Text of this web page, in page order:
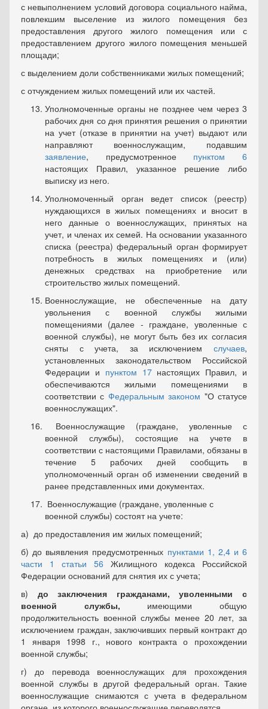
с невыполнением условий договора социального найма,
повлекшим выселение из жилого помещения без
предоставления другого жилого помещения или с
предоставлением другого жилого помещения меньшей
площади;
с выделением доли собственниками жилых помещений;
с отчуждением жилых помещений или их частей.
Уполномоченные органы не позднее чем через 3
рабочих дня со дня принятия решения о принятии
на учет (отказе в принятии на учет) выдают или
направляют военнослужащим, подавшим
заявление, предусмотренное пунктом 6
настоящих Правил, указанное решение либо
выписку из него.
Уполномоченный орган ведет список (реестр)
нуждающихся в жилых помещениях и вносит в
него данные о военнослужащих, принятых на
учет, и членах их семей. На основании указанного
списка (реестра) федеральный орган формирует
потребность в жилых помещениях и (или)
денежных средствах на приобретение или
строительство жилых помещений.
Военнослужащие, не обеспеченные на дату
увольнения с военной службы жилыми
помещениями (далее - граждане, уволенные с
военной службы), не могут быть без их согласия
сняты с учета, за исключением случаев,
установленных законодательством Российской
Федерации и пунктом 17настоящих Правил, и
обеспечиваются жилыми помещениями в
соответствии с Федеральным законом "О статусе
военнослужащих".
Военнослужащие (граждане, уволенные с
военной службы), состоящие на учете в
соответствии с настоящими Правилами, обязаны в
течение 5 рабочих дней сообщить в
уполномоченный орган об изменении сведений в
ранее представленных ими документах.
Военнослужащие (граждане, уволенные с
военной службы) состоят на учете:
а) до предоставления им жилых помещений;
б) до выявления предусмотренных пунктами 1, 2,4 и 6
части 1 статьи 56 Жилищного кодекса Российской
Федерации оснований для снятия их с учета;
в) до заключения гражданами, уволенными с
военной службы, имеющими общую
продолжительность военной службы менее 20 лет, за
исключением граждан, заключивших первый контракт до
1 января 1998 г., нового контракта о прохождении
военной службы;
г) до перевода военнослужащих для прохождения
военной службы в другой федеральный орган. Такие
военнослужащие снимаются с учета в федеральном